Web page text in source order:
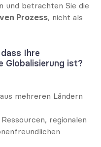
und betrachten Sie die
Prozess, nicht als
Ihre
Globalisierung ist?
mehreren Ländern
regionalen